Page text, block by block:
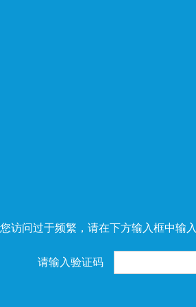
访问过于频繁，请在下方输入框中输入
请输入验证码